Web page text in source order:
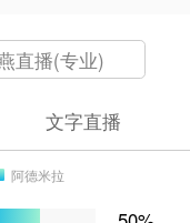
直播(专业)
文字直播
阿德米拉